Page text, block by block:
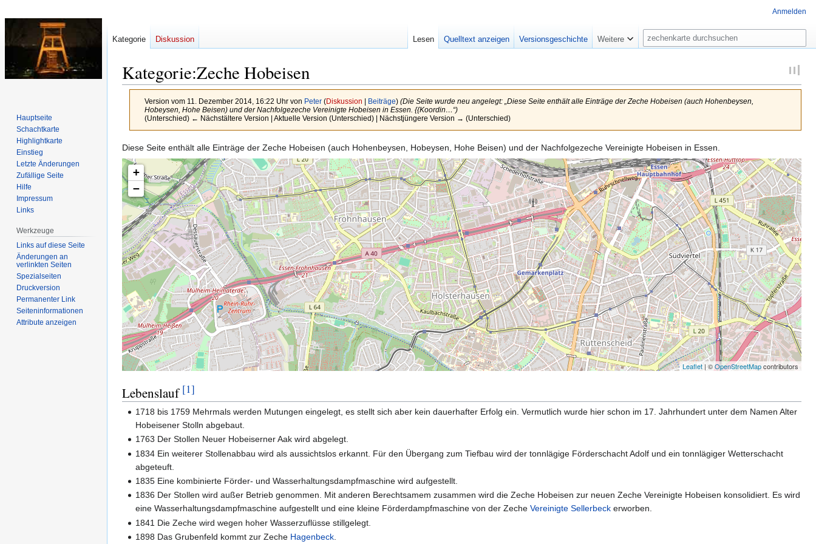
Kategorie:Zeche Hobeisen
Version vom 11. Dezember 2014, 16:22 Uhr von Peter (Diskussion Beiträge) (Die Seite wurde neu angelegt: „Diese Seite enthält alle Einträge der Zeche Hobeisen (auch Hohenbeysen,
Hobeysen, Hohe Beisen) und der Nachfolgezeche Vereinigte Hobeisen in Essen. {{Koordin…“)
(Unterschied) ← Nächstältere Version | Aktuelle Version (Unterschied) | Nächstjüngere Version → (Unterschied)
Zur
Navigation
springen
Zur
Suche
springen
Diese Seite enthält alle Einträge der Zeche Hobeisen (auch Hohenbeysen, Hobeysen, Hohe Beisen) und der Nachfolgezeche Vereinigte Hobeisen in Essen.
+
−
Leaflet | ©OpenStreetMapcontributors
Lebenslauf [1]
1718 bis 1759 Mehrmals werden Mutungen eingelegt, es stellt sich aber kein dauerhafter Erfolg ein. Vermutlich wurde hier schon im 17. Jahrhundert unter dem Namen Alter
Hobeisener Stolln abgebaut.
1763 Der Stollen Neuer Hobeiserner Aak wird abgelegt.
1834 Ein weiterer Stollenabbau wird als aussichtslos erkannt. Für den Übergang zum Tiefbau wird der tonnlägige Förderschacht Adolf und ein tonnlägiger Wetterschacht
abgeteuft.
1835 Eine kombinierte Förder- und Wasserhaltungsdampfmaschine wird aufgestellt.
1836 Der Stollen wird außer Betrieb genommen. Mit anderen Berechtsamem zusammen wird die Zeche Hobeisen zur neuen Zeche Vereinigte Hobeisen konsolidiert. Es wird
eine Wasserhaltungsdampfmaschine aufgestellt und eine kleine Förderdampfmaschine von der ZecheVereinigte Sellerbeck erworben.
1841 Die Zeche wird wegen hoher Wasserzuflüsse stillgelegt.
1898 Das Grubenfeld kommt zur Zeche Hagenbeck.
Anmelden
Kategorie Diskussion Lesen Quelltext anzeigen Versionsgeschichte Weitere
Suche
Hauptseite
Schachtkarte
Highlightkarte
Einstieg
Letzte Änderungen
Zufällige Seite
Hilfe
Impressum
Links
Werkzeuge
Links auf diese Seite
Änderungen an
verlinkten Seiten
Spezialseiten
Druckversion
Permanenter Link
Seiten­­informationen
Attribute anzeigen